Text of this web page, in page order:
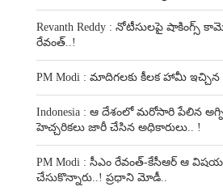
Revanth Reddy : నోటీసులపై షాకింగ్స్
రేవంత్..!
PM Modi : మాదిగలకు కీలక హామీ
Indonesia : ఆ దేశంలో మరోసారి పేలిన
హెచ్చరికలు జారీ చేసిన అధికారులు.. !
PM Modi : సీఎం రేవంత్-కేసీఆర్ ఆ
చేసుకొన్నారు..! ప్రధాని మోడీ..